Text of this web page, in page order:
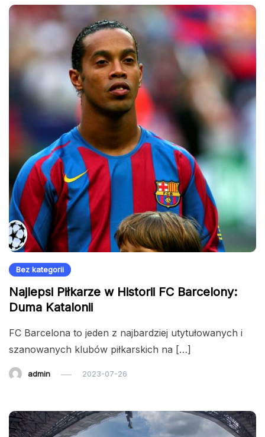
Bez kategorii
Najlepsi Piłkarze w Historii FC Barcelony:
Duma Katalonii
FC Barcelona to jeden z najbardziej utytułowanych i
szanowanych klubów piłkarskich na […]
admin 2023-07-26